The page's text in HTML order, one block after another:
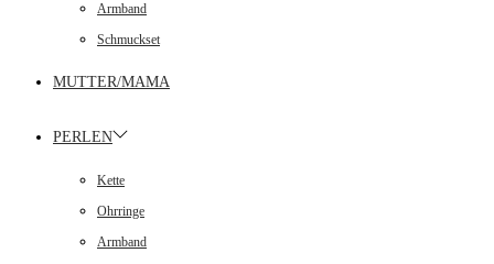
Armband
Schmuckset
MUTTER/MAMA
PERLEN
Kette
Ohrringe
Armband